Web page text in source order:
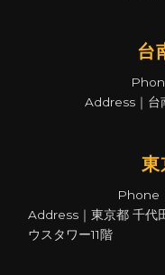
台
Address｜台
Phone
Address｜東京都 千代
ウスタワー11階